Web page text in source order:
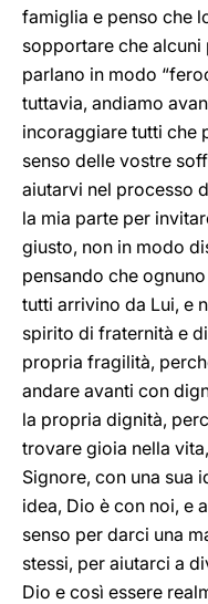
famiglia e penso che
sopportare che alcuni
parlano in modo
tuttavia, andiamo
incoraggiare tutti che
senso delle vostre
aiutarvi nel processo
la mia parte per
giusto, non in modo
pensando che
tutti arrivino da Lui, e
spirito di fraternità e
propria fragilità,
andare avanti con
la propria dignità,
trovare gioia nella
Signore, con una sua
idea, Dio è con noi, e
senso per darci una
stessi, per aiutarci a
Dio e così essere